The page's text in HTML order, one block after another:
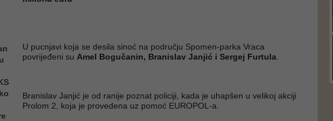
U pucnjavi koja se desila sinoć na području Spomen-parka Vraca
povrijeđeni su Amel Bogučanin, Branislav Janjić i Sergej Furtula
Branislav Janjić je od ranije poznat policiji, kada je uhapšen u velikoj akciji
Prolom 2, koja je provedena uz pomoć EUROPOL-a.